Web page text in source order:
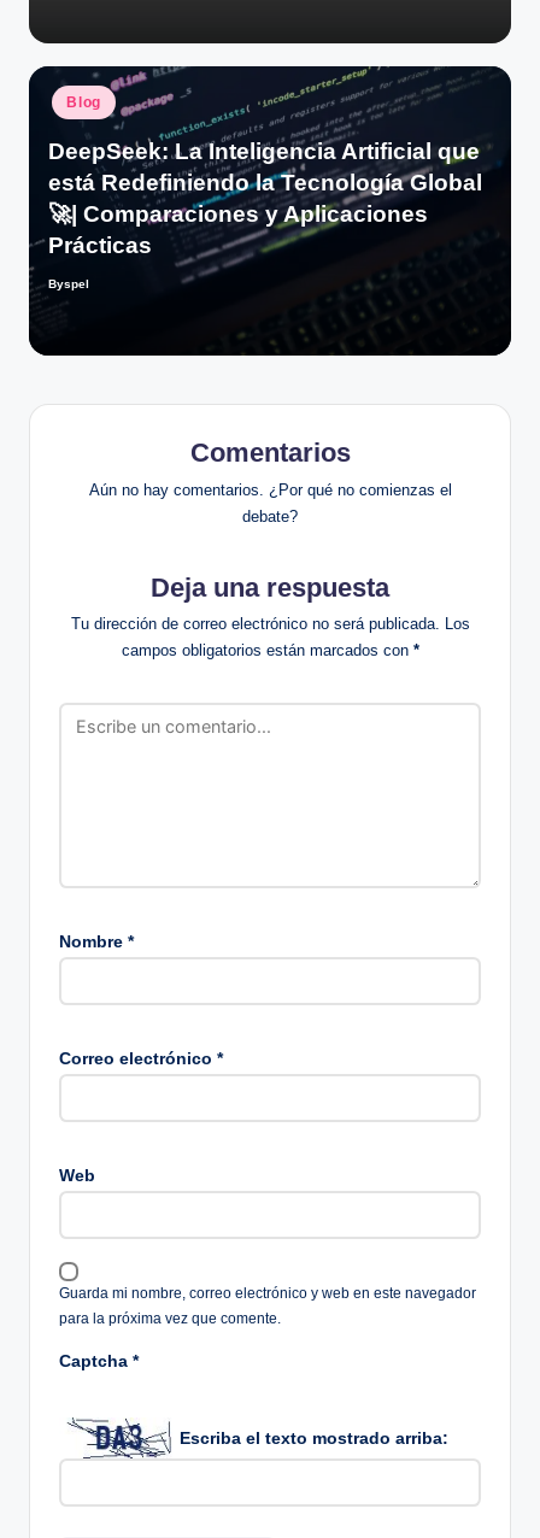
Publicado
en
Blog
DeepSeek: La Inteligencia Artificial que
está Redefiniendo la Tecnología Global
🚀| Comparaciones y Aplicaciones
Prácticas
Publicado
por
Byspel
Comentarios
Aún no hay comentarios. ¿Por qué no comienzas el
debate?
Deja una respuesta
Tu dirección de correo electrónico no será publicada. Los
campos obligatorios están marcados con *
Nombre *
Correo electrónico *
Web
Guarda mi nombre, correo electrónico y web en este navegador
para la próxima vez que comente.
Captcha *
Escriba el texto mostrado arriba: